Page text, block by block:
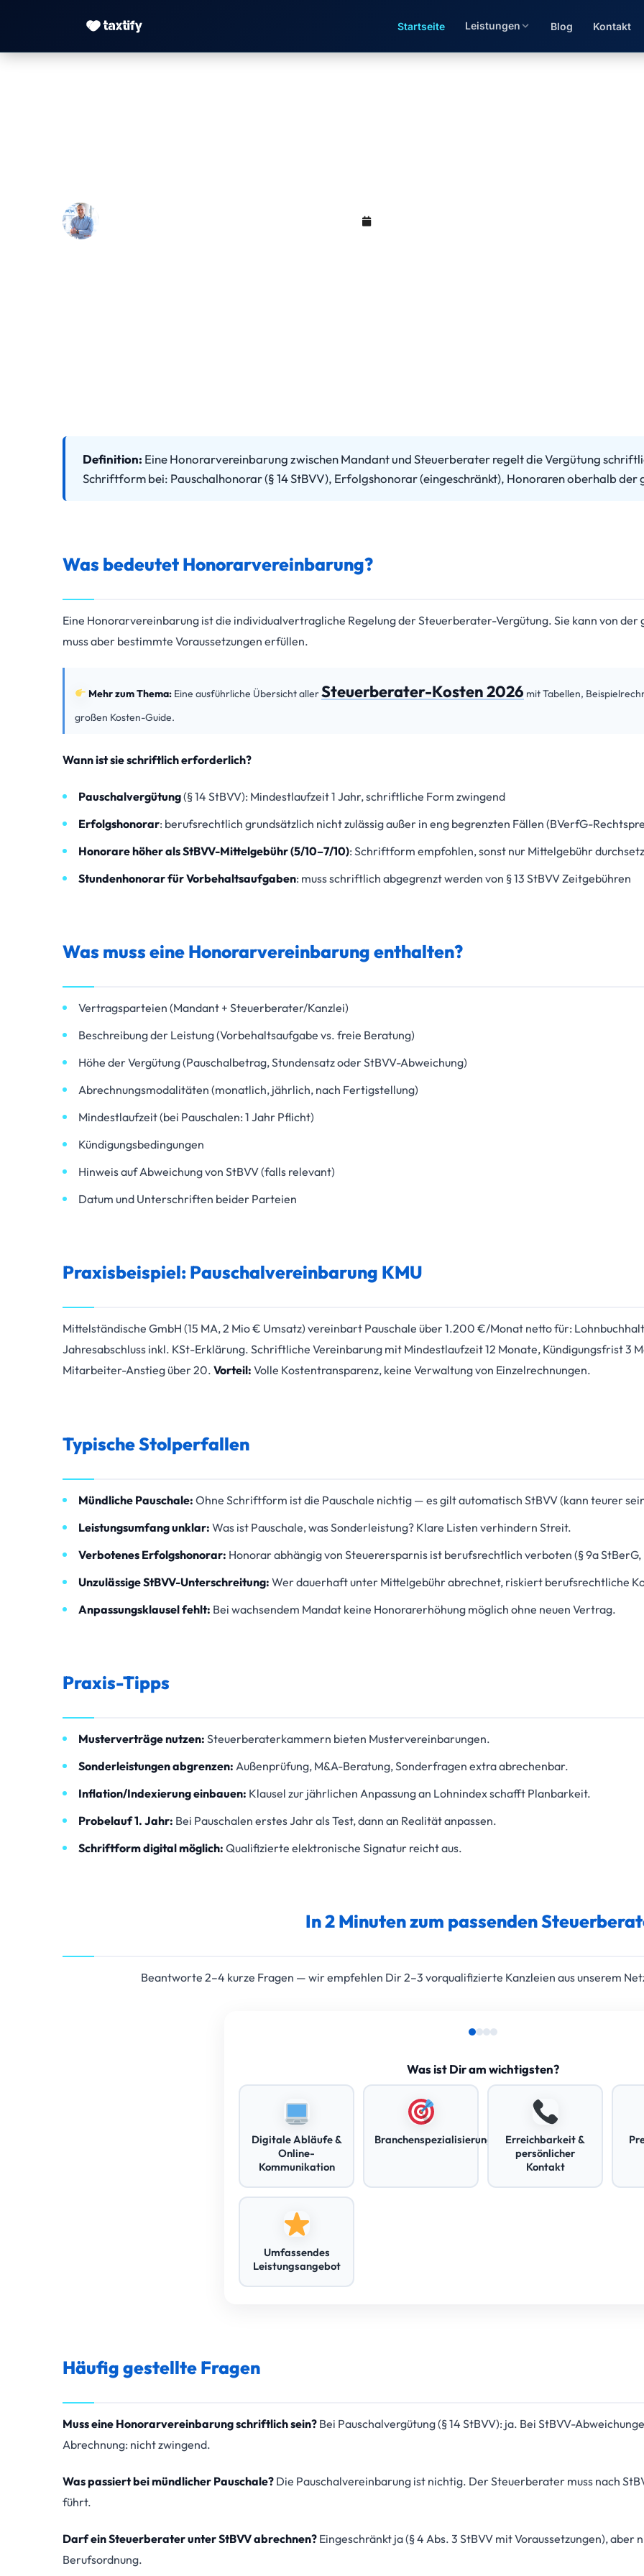
Startseite Leistungen Blog Kontakt
Definition: Eine Honorarvereinbarung zwischen Mandant und Steuerberater regelt die Vergütung
Schriftform bei: Pauschalhonorar (§ 14 StBVV), Erfolgshonorar (eingeschränkt), Honoraren oberhalb der
Was bedeutet Honorarvereinbarung?
Eine Honorarvereinbarung ist die individualvertragliche Regelung der Steuerberater-Vergütung. Sie kann von der
muss aber bestimmte Voraussetzungen erfüllen.
Mehr zum Thema:Eine ausführliche Übersicht allerSteuerberater-Kosten 2026 mit Tabellen,
großen Kosten-Guide.
Wann ist sie schriftlich erforderlich?
Pauschalvergütung(§ 14 StBVV): Mindestlaufzeit 1 Jahr, schriftliche Form zwingend
Erfolgshonorar: berufsrechtlich grundsätzlich nicht zulässig außer in eng begrenzten Fällen (BVerfG-
Honorare höher als StBVV-Mittelgebühr (5/10–7/10): Schriftform empfohlen, sonst nur Mittelgebühr
Stundenhonorar für Vorbehaltsaufgaben: muss schriftlich abgegrenzt werden von § 13 StBVV Zeitgebühren
Was muss eine Honorarvereinbarung enthalten?
Vertragsparteien (Mandant + Steuerberater/Kanzlei)
Beschreibung der Leistung (Vorbehaltsaufgabe vs. freie Beratung)
Höhe der Vergütung (Pauschalbetrag, Stundensatz oder StBVV-Abweichung)
Abrechnungsmodalitäten (monatlich, jährlich, nach Fertigstellung)
Mindestlaufzeit (bei Pauschalen: 1 Jahr Pflicht)
Kündigungsbedingungen
Hinweis auf Abweichung von StBVV (falls relevant)
Datum und Unterschriften beider Parteien
Praxisbeispiel: Pauschalvereinbarung KMU
Mittelständische GmbH (15 MA, 2 Mio € Umsatz) vereinbart Pauschale über 1.200 €/Monat netto für:
Jahresabschluss inkl. KSt-Erklärung. Schriftliche Vereinbarung mit Mindestlaufzeit 12 Monate, Kündigungsfrist 3
Mitarbeiter-Anstieg über 20. Vorteil: Volle Kostentransparenz, keine Verwaltung von Einzelrechnungen.
Typische Stolperfallen
Mündliche Pauschale: Ohne Schriftform ist die Pauschale nichtig — es gilt automatisch StBVV (kann teurer
Leistungsumfang unklar: Was ist Pauschale, was Sonderleistung? Klare Listen verhindern Streit.
Verbotenes Erfolgshonorar: Honorar abhängig von Steuerersparnis ist berufsrechtlich verboten (§ 9a
Unzulässige StBVV-Unterschreitung: Wer dauerhaft unter Mittelgebühr abrechnet, riskiert berufsrechtliche
Anpassungsklausel fehlt: Bei wachsendem Mandat keine Honorarerhöhung möglich ohne neuen Vertrag.
Praxis-Tipps
Musterverträge nutzen: Steuerberaterkammern bieten Mustervereinbarungen.
Sonderleistungen abgrenzen: Außenprüfung, M&A-Beratung, Sonderfragen extra abrechenbar.
Inflation/Indexierung einbauen: Klausel zur jährlichen Anpassung an Lohnindex schafft Planbarkeit.
Probelauf 1. Jahr: Bei Pauschalen erstes Jahr als Test, dann an Realität anpassen.
Schriftform digital möglich: Qualifizierte elektronische Signatur reicht aus.
In 2 Minuten zum passenden
Beantworte 2–4 kurze Fragen — wir empfehlen Dir 2–3 vorqualifizierte Kanzleien aus unserem
Was ist Dir am wichtigsten?
Digitale Abläufe &
Online-
Kommunikation
Branchenspezialisierung
Erreichbarkeit &
persönlicher
Kontakt
Umfassendes
Leistungsangebot
Häufig gestellte Fragen
Muss eine Honorarvereinbarung schriftlich sein? Bei Pauschalvergütung (§ 14 StBVV): ja. Bei StBVV-
Abrechnung: nicht zwingend.
Was passiert bei mündlicher Pauschale? Die Pauschalvereinbarung ist nichtig. Der Steuerberater muss nach
führt.
Darf ein Steuerberater unter StBVV abrechnen? Eingeschränkt ja (§ 4 Abs. 3 StBVV mit Voraussetzungen),
Berufsordnung.